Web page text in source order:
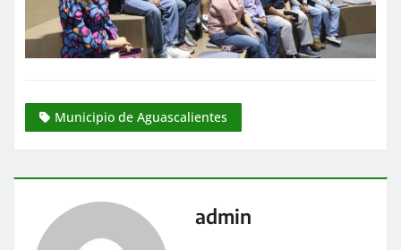
Municipio de Aguascalientes
admin